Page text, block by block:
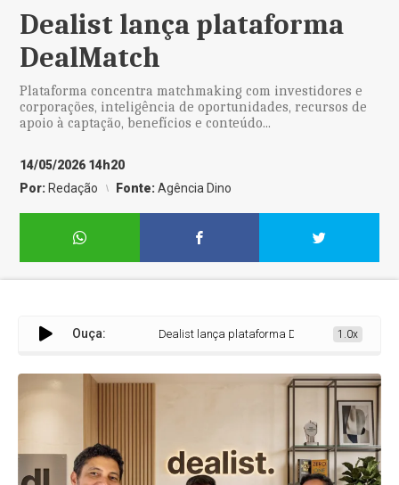
Dealist lança plataforma
DealMatch
Plataforma concentra matchmaking com investidores e
corporações, inteligência de oportunidades, recursos de
apoio à captação, benefícios e conteúdo...
14/05/2026 14h20
Por: Redação Fonte:Agência Dino
Ouça: Dealist lança plataforma DealMatch 1.0x